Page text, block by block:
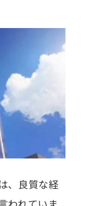
、良質な経